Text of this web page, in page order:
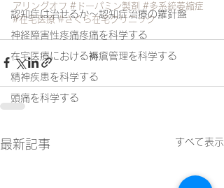
認知症は治せるか～認知症治療の羅針盤
神経障害性疼痛疼痛を科学する
在宅医療における褥瘡管理を科学する
精神疾患を科学する
頭痛を科学する
アリングオフ #ドーパミン製剤
#多系統萎縮症
#在宅医療 #さくら在宅クリニック
最新記事 すべて表示